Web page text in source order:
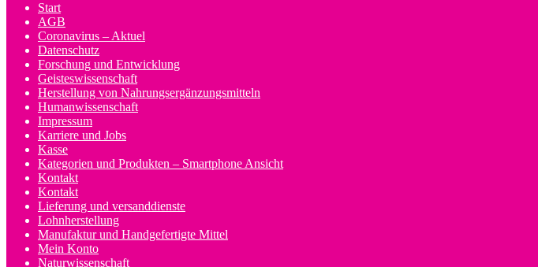
Start
AGB
Coronavirus – Aktuel
Datenschutz
Forschung und Entwicklung
Geisteswissenschaft
Herstellung von Nahrungsergänzungsmitteln
Humanwissenschaft
Impressum
Karriere und Jobs
Kasse
Kategorien und Produkten – Smartphone Ansicht
Kontakt
Kontakt
Lieferung und versanddienste
Lohnherstellung
Manufaktur und Handgefertigte Mittel
Mein Konto
Naturwissenschaft